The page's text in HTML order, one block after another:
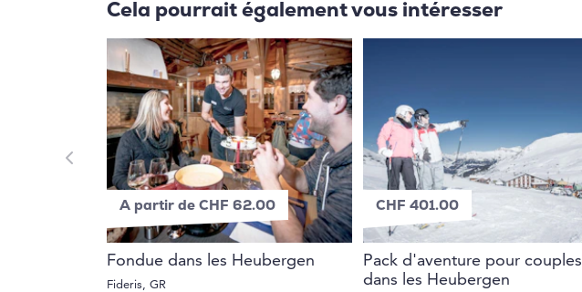
Cela pourrait également vous intéresser
A partir de CHF 62.00
Fondue dans les Heubergen
Fideris, GR
CHF 401.00
Pack d'aventure pour couples
dans les Heubergen